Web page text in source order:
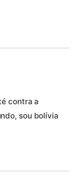
contra a
sou bolívia